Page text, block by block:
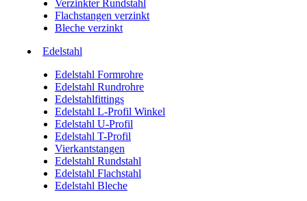
Verzinkter Rundstahl
Flachstangen verzinkt
Bleche verzinkt
Edelstahl
Edelstahl Formrohre
Edelstahl Rundrohre
Edelstahlfittings
Edelstahl L-Profil Winkel
Edelstahl U-Profil
Edelstahl T-Profil
Vierkantstangen
Edelstahl Rundstahl
Edelstahl Flachstahl
Edelstahl Bleche